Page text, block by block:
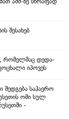
შესახებ
რომელმაც დედა-
იპოვეს
შედგება საჰაერო
ომი სულ
-